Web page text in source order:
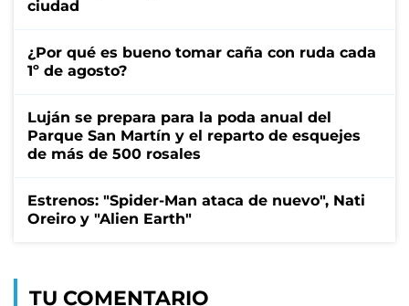
ciudad
¿Por qué es bueno tomar caña con ruda cada
1º de agosto?
Luján se prepara para la poda anual del
Parque San Martín y el reparto de esquejes
de más de 500 rosales
Estrenos: "Spider-Man ataca de nuevo", Nati
Oreiro y "Alien Earth"
TU COMENTARIO